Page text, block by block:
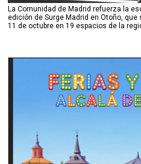
La Comunidad de Madrid refuerza la
edición de Surge Madrid en Otoño, que
11 de octubre en 19 espacios de la